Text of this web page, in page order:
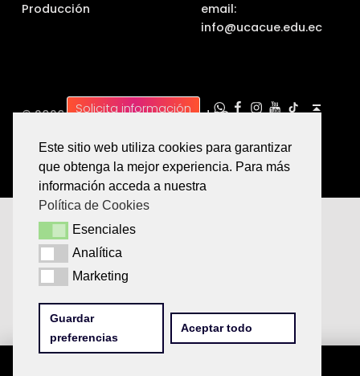
Producción
email:
info@ucacue.edu.ec
© 2026 |Universidad Católica de Cuenca
Solicita información
UC WhatsApp
UC en Facebook
UC en Instagram
UC en Youtube
UC Tiktok
Este sitio web utiliza cookies para garantizar
que obtenga la mejor experiencia. Para más
información acceda a nuestra
Política de Cookies
EsencialesEsenciales
AnalíticaAnalítica
MarketingMarketing
Guardar
preferencias
Aceptar todo